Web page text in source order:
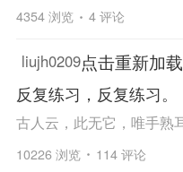
4354 浏览 4 评论
liujh0209点击重新加载
反复练习，反复练习。
10226 浏览 114 评论